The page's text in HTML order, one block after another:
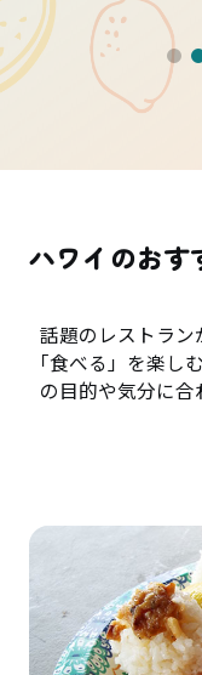
ハワイのおす
話題のレストラン
「食べる」を楽し
の目的や気分に合